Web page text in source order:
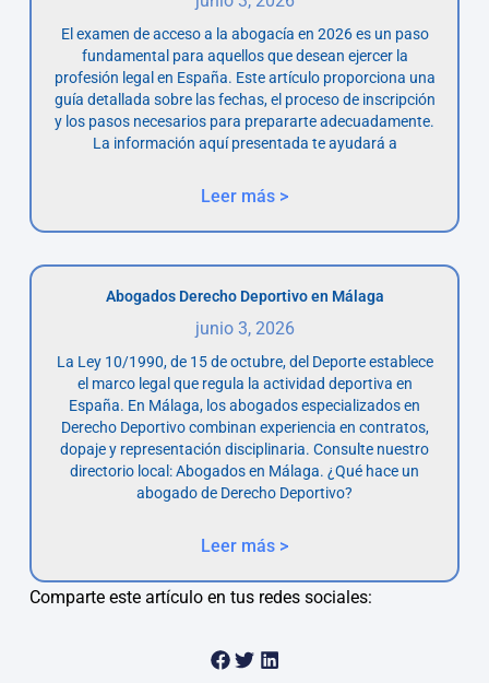
El examen de acceso a la abogacía en 2026 es un paso
fundamental para aquellos que desean ejercer la
profesión legal en España. Este artículo proporciona una
guía detallada sobre las fechas, el proceso de inscripción
y los pasos necesarios para prepararte adecuadamente.
La información aquí presentada te ayudará a
Leer más >
Abogados Derecho Deportivo en Málaga
junio 3, 2026
La Ley 10/1990, de 15 de octubre, del Deporte establece
el marco legal que regula la actividad deportiva en
España. En Málaga, los abogados especializados en
Derecho Deportivo combinan experiencia en contratos,
dopaje y representación disciplinaria. Consulte nuestro
directorio local: Abogados en Málaga. ¿Qué hace un
abogado de Derecho Deportivo?
Leer más >
Comparte este artículo en tus redes sociales: